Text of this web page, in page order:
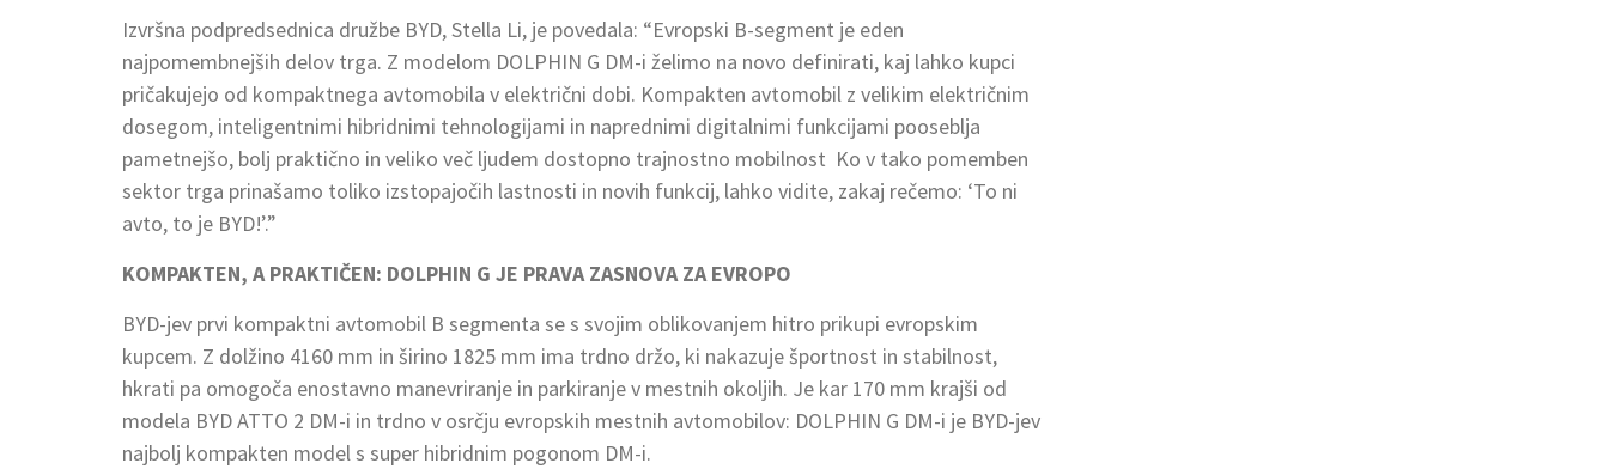
Izvršna podpredsednica družbe BYD, Stella Li, je povedala: “Evropski B-segment je eden
najpomembnejših delov trga. Z modelom DOLPHIN G DM-i želimo na novo definirati, kaj lahko kupci
pričakujejo od kompaktnega avtomobila v električni dobi. Kompakten avtomobil z velikim električnim
dosegom, inteligentnimi hibridnimi tehnologijami in naprednimi digitalnimi funkcijami pooseblja
pametnejšo, bolj praktično in veliko več ljudem dostopno trajnostno mobilnost Ko v tako pomemben
sektor trga prinašamo toliko izstopajočih lastnosti in novih funkcij, lahko vidite, zakaj rečemo: ‘To ni
avto, to je BYD!’.”
KOMPAKTEN, A PRAKTIČEN: DOLPHIN G JE PRAVA ZASNOVA ZA EVROPO
BYD-jev prvi kompaktni avtomobil B segmenta se s svojim oblikovanjem hitro prikupi evropskim
kupcem. Z dolžino 4160 mm in širino 1825 mm ima trdno držo, ki nakazuje športnost in stabilnost,
hkrati pa omogoča enostavno manevriranje in parkiranje v mestnih okoljih. Je kar 170 mm krajši od
modela BYD ATTO 2 DM-i in trdno v osrčju evropskih mestnih avtomobilov: DOLPHIN G DM-i je BYD-jev
najbolj kompakten model s super hibridnim pogonom DM-i.